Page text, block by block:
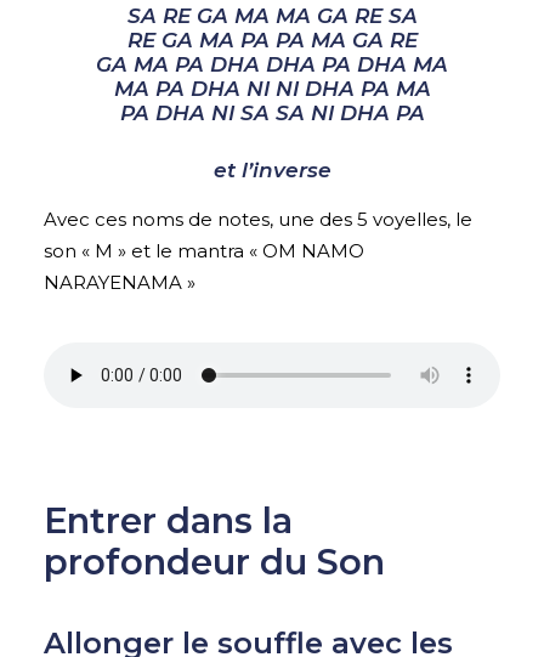
SA RE GA MA MA GA RE SA
RE GA MA PA PA MA GA RE
GA MA PA DHA DHA PA DHA MA
MA PA DHA NI NI DHA PA MA
PA DHA NI SA SA NI DHA PA
et l’inverse
Avec ces noms de notes, une des 5 voyelles, le
son « M » et le mantra « OM NAMO
NARAYENAMA »
Entrer dans la
profondeur du Son
Allonger le souffle avec les